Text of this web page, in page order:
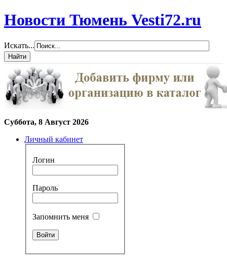
Новости Тюмень Vesti72.ru
Искать...
Суббота, 8 Август 2026
Личный кабинет
Логин
Пароль
Запомнить меня